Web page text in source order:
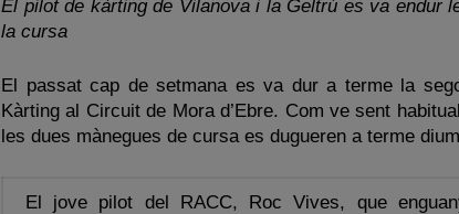
El pilot de kàrting de Vilanova i la Geltrú es va endur
la cursa
El passat cap de setmana es va dur a terme la
Kàrting al Circuit de Mora d’Ebre. Com ve sent
les dues mànegues de cursa es dugueren a terme
El jove pilot del RACC, Roc Vives, que